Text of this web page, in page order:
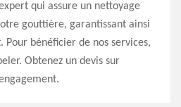
qui assure un nettoyage
gouttière, garantissant ainsi
Pour bénéficier de nos services,
Obtenez un devis sur